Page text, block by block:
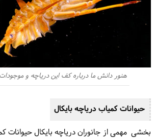
هنور دانش ما درباره کف این دریاچه و
حیوانات کمیاب دریاچه بایکال
بخشی مهمی از جانوران دریاچه بایکال حیوانات